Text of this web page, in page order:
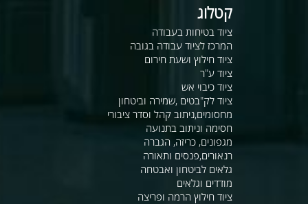
קטלוג
ציוד בטיחות בעבודה
המרכז לציוד עבודה בגובה
ציוד חילוץ ושעת חירום
ציוד ע"ר
ציוד כיבוי אש
ציוד לק"בטים ,שמירה וביטחון
מחסומים,ניתוב קהל וסדר ציבורי
חסימה וניתוב בתנועה
מגפונים, כריזה, הגברה
רנאורים,פנסים ותאורה
גלאים לביטחון ואבטחה
מודדים וגלאים
ציוד חילוץ הרמה ופריצה